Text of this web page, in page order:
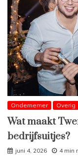
Ondernemer Overig
Wat maakt
bedrijfsuitjes?
juni 4, 2026 4 min